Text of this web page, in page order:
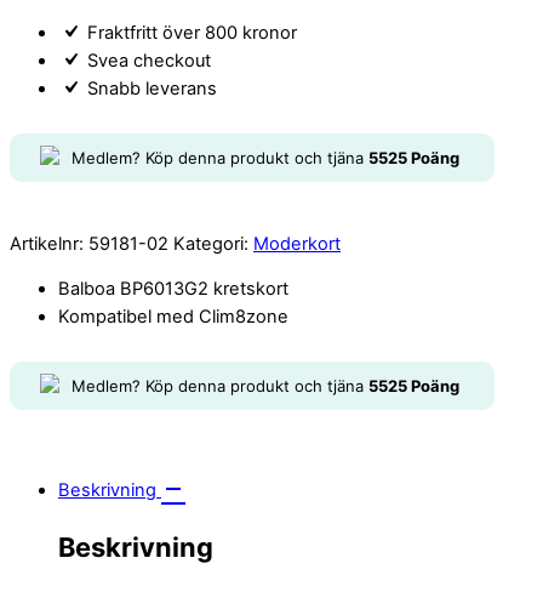
C8Z
quantity
Fraktfritt över 800 kronor
Svea checkout
Snabb leverans
Medlem? Köp denna produkt och tjäna 5525Poäng
Artikelnr: 59181-02 Kategori: Moderkort
Balboa BP6013G2 kretskort
Kompatibel med Clim8zone
Medlem? Köp denna produkt och tjäna 5525Poäng
Beskrivning
Beskrivning